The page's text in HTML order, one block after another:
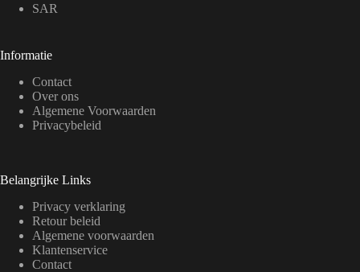
SAR
Informatie
Contact
Over ons
Algemene Voorwaarden
Privacybeleid
Belangrijke Links
Privacy verklaring
Retour beleid
Algemene voorwaarden
Klantenservice
Contact